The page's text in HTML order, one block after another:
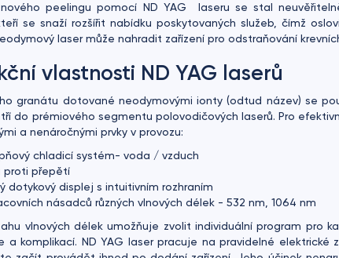
peelingu pomocí ND YAG laseru se stal
se snaží rozšířit nabídku poskytovaných služeb, čímž
laser může nahradit zařízení pro odstraňování
vlastnosti ND YAG laserů
granátu dotované neodymovými ionty (odtud název) se
do prémiového segmentu polovodičových laserů. Pro
a nenáročnými prvky v provozu:
chladicí systém- voda / vzduch
proti přepětí
dotykový displej s intuitivním rozhraním
násadců různých vlnových délek - 532 nm, 1064 nm
vlnových délek umožňuje zvolit individuální program pro
a komplikací. ND YAG laser pracuje na pravidelné